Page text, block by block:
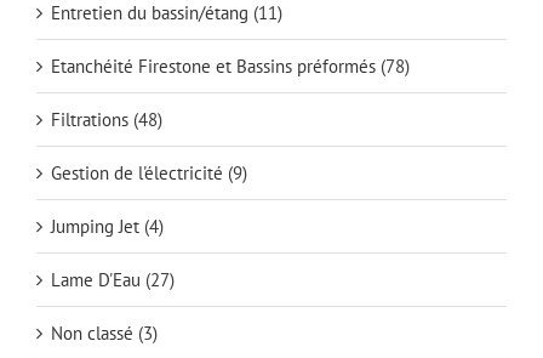
Entretien du bassin/étang (11)
Etanchéité Firestone et Bassins préformés (78)
Filtrations (48)
Gestion de l'électricité (9)
Jumping Jet (4)
Lame D'Eau (27)
Non classé (3)